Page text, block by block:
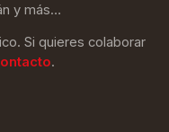
y más…
Si quieres colaborar
.